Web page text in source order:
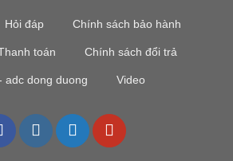
Hỏi đáp Chính sách bảo hành
toán Chính sách đổi trả
adc dong duong Video